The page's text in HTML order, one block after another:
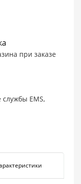
при заказе
службы EMS,